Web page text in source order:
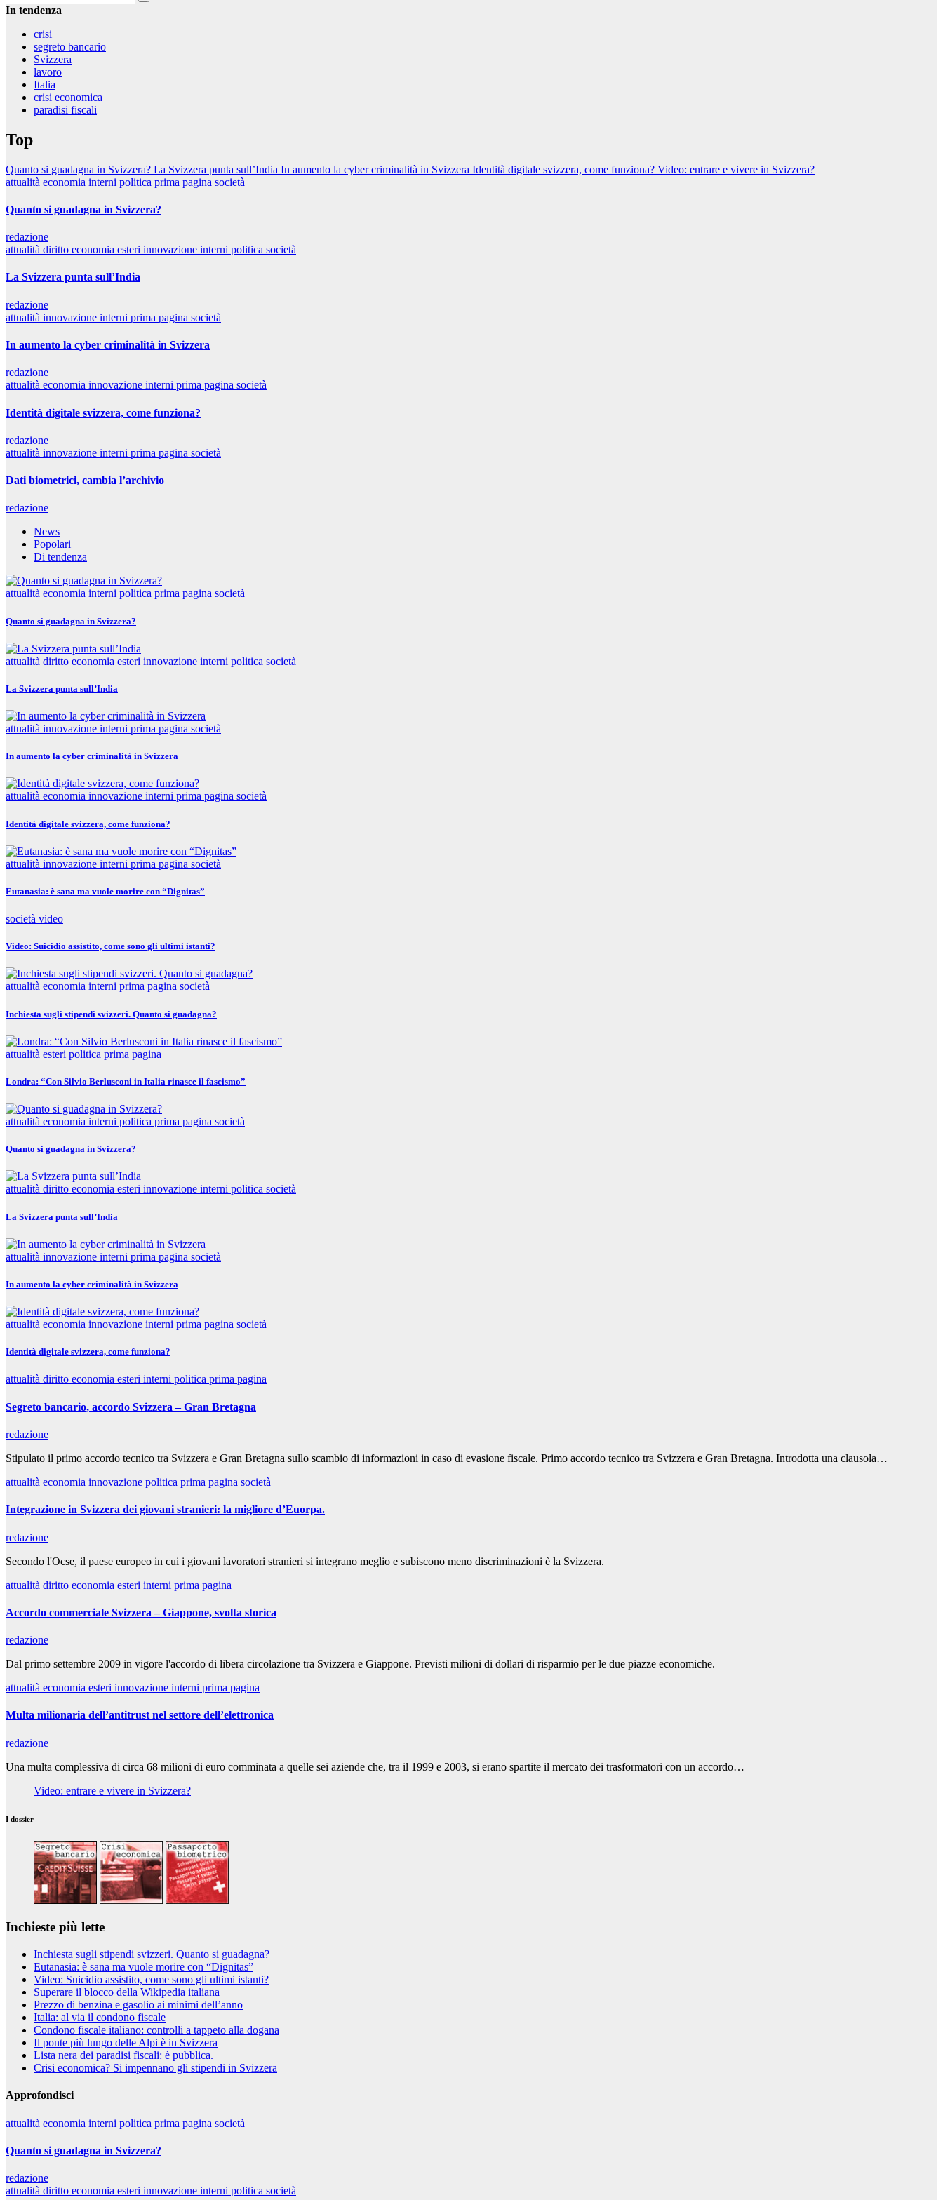
In tendenza
crisi
segreto bancario
Svizzera
lavoro
Italia
crisi economica
paradisi fiscali
Top
Quanto si guadagna in Svizzera? La Svizzera punta sull’India In aumento la cyber criminalità in Svizzera Identità digitale svizzera, come funziona? Video: entrare e vivere in Svizzera?
attualità economia interni politica prima pagina società
Quanto si guadagna in Svizzera?
redazione
attualità diritto economia esteri innovazione interni politica società
La Svizzera punta sull’India
redazione
attualità innovazione interni prima pagina società
In aumento la cyber criminalità in Svizzera
redazione
attualità economia innovazione interni prima pagina società
Identità digitale svizzera, come funziona?
redazione
attualità innovazione interni prima pagina società
Dati biometrici, cambia l’archivio
redazione
News
Popolari
Di tendenza
attualità economia interni politica prima pagina società
Quanto si guadagna in Svizzera?
attualità diritto economia esteri innovazione interni politica società
La Svizzera punta sull’India
attualità innovazione interni prima pagina società
In aumento la cyber criminalità in Svizzera
attualità economia innovazione interni prima pagina società
Identità digitale svizzera, come funziona?
attualità innovazione interni prima pagina società
Eutanasia: è sana ma vuole morire con “Dignitas”
società video
Video: Suicidio assistito, come sono gli ultimi istanti?
attualità economia interni prima pagina società
Inchiesta sugli stipendi svizzeri. Quanto si guadagna?
attualità esteri politica prima pagina
Londra: “Con Silvio Berlusconi in Italia rinasce il fascismo”
attualità economia interni politica prima pagina società
Quanto si guadagna in Svizzera?
attualità diritto economia esteri innovazione interni politica società
La Svizzera punta sull’India
attualità innovazione interni prima pagina società
In aumento la cyber criminalità in Svizzera
attualità economia innovazione interni prima pagina società
Identità digitale svizzera, come funziona?
attualità diritto economia esteri interni politica prima pagina
Segreto bancario, accordo Svizzera – Gran Bretagna
redazione
Stipulato il primo accordo tecnico tra Svizzera e Gran Bretagna sullo scambio di informazioni in caso di evasione fiscale. Primo accordo tecnico tra Svizzera e Gran Bretagna. Introdotta una clausola…
attualità economia innovazione politica prima pagina società
Integrazione in Svizzera dei giovani stranieri: la migliore d’Euorpa.
redazione
Secondo l'Ocse, il paese europeo in cui i giovani lavoratori stranieri si integrano meglio e subiscono meno discriminazioni è la Svizzera.
attualità diritto economia esteri interni prima pagina
Accordo commerciale Svizzera – Giappone, svolta storica
redazione
Dal primo settembre 2009 in vigore l'accordo di libera circolazione tra Svizzera e Giappone. Previsti milioni di dollari di risparmio per le due piazze economiche.
attualità economia esteri innovazione interni prima pagina
Multa milionaria dell’antitrust nel settore dell’elettronica
redazione
Una multa complessiva di circa 68 milioni di euro comminata a quelle sei aziende che, tra il 1999 e 2003, si erano spartite il mercato dei trasformatori con un accordo…
Video: entrare e vivere in Svizzera?
I dossier
Inchieste più lette
Inchiesta sugli stipendi svizzeri. Quanto si guadagna?
Eutanasia: è sana ma vuole morire con “Dignitas”
Video: Suicidio assistito, come sono gli ultimi istanti?
Superare il blocco della Wikipedia italiana
Prezzo di benzina e gasolio ai minimi dell’anno
Italia: al via il condono fiscale
Condono fiscale italiano: controlli a tappeto alla dogana
Il ponte più lungo delle Alpi è in Svizzera
Lista nera dei paradisi fiscali: è pubblica.
Crisi economica? Si impennano gli stipendi in Svizzera
Approfondisci
attualità economia interni politica prima pagina società
Quanto si guadagna in Svizzera?
redazione
attualità diritto economia esteri innovazione interni politica società